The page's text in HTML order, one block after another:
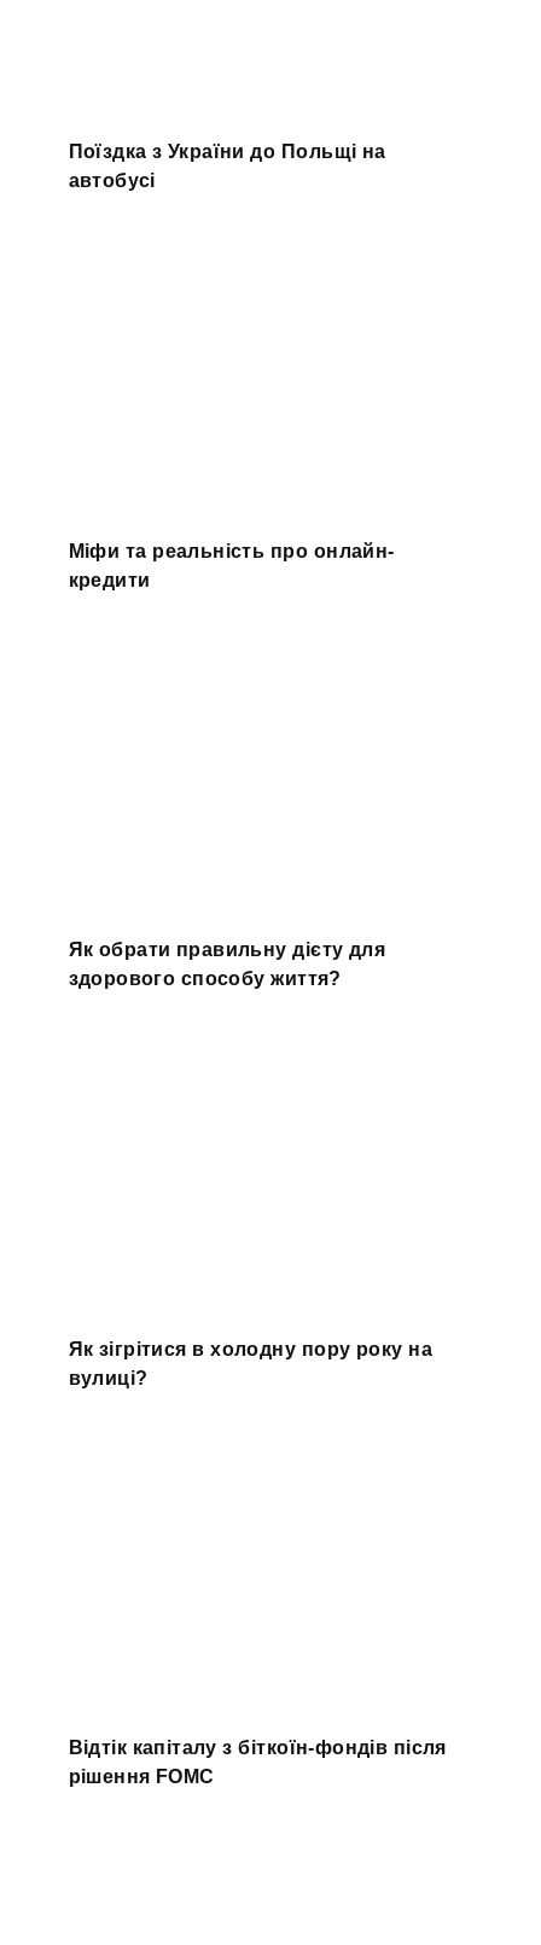
Поїздка з України до Польщі на
автобусі
Міфи та реальність про онлайн-
кредити
Як обрати правильну дієту для
здорового способу життя?
Як зігрітися в холодну пору року на
вулиці?
Відтік капіталу з біткоїн-фондів після
рішення FOMC